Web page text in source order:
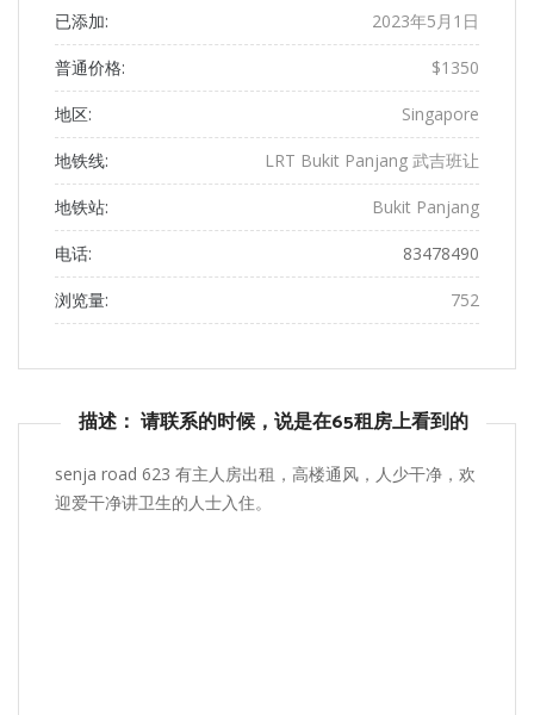
已添加: 2023年5月1日
普通价格: $1350
地区: Singapore
地铁线: LRT Bukit Panjang 武吉班让
地铁站: Bukit Panjang
电话: 83478490
浏览量: 752
描述： 请联系的时候，说是在65租房上看到的
senja road 623 有主人房出租，高楼通风，人少干净，欢
迎爱干净讲卫生的人士入住。